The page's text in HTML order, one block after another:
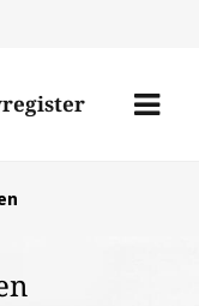
Menü